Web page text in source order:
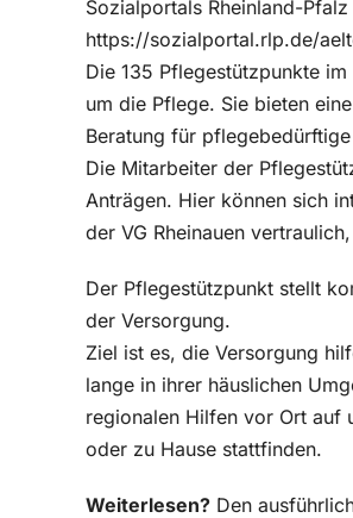
Sozialportals Rheinland-
https://sozialportal.rlp.de/
Die 135 Pflegestützpunkte
um die Pflege. Sie bieten
Beratung für
Die Mitarbeiter der
Anträgen. Hier können sich
der VG Rheinauen
Der Pflegestützpunkt stellt
der Versorgung.
Ziel ist es, die Versorgung
lange in ihrer häuslichen
regionalen Hilfen vor Ort auf
oder zu Hause stattfinden.
Weiterlesen? Den